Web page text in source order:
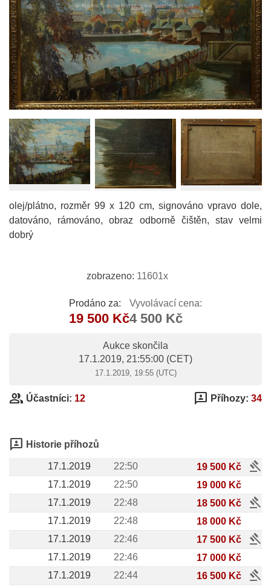
olej/plátno, rozměr 99 x 120 cm, signováno vpravo dole,
datováno, rámováno, obraz odborně čištěn, stav velmi
dobrý
zobrazeno: 11601x
Prodáno za:
19 500 Kč
Vyvolávací cena:
4 500 Kč
Aukce skončila
17.1.2019, 21:55:00 (CET)
17.1.2019, 19:55 (UTC)
group Účastníci: 12 3p Příhozy: 34
3p Historie příhozů
17.1.2019 22:50 19 500 Kč gavel
17.1.2019 22:50
19 000 Kč
17.1.2019
22:48 18 500 Kč gavel
17.1.2019 22:48
18 000 Kč
17.1.2019
22:46 17 500 Kč gavel
17.1.2019 22:46
17 000 Kč
17.1.2019
22:44 16 500 Kč gavel